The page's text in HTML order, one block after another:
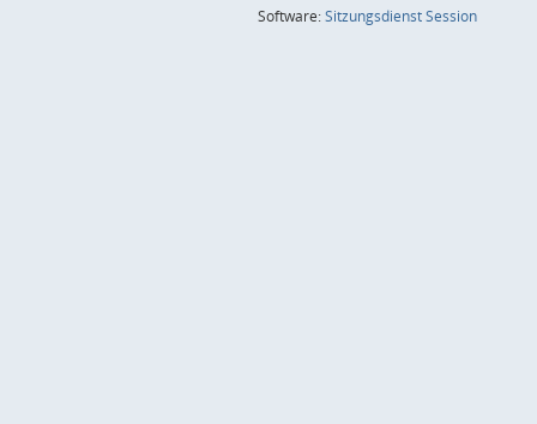
Software:SitzungsdienstSession(Wird in